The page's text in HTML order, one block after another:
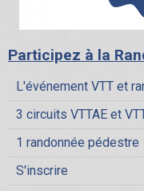
Participez à la
L'événement VTT et
3 circuits VTTAE et
1 randonnée pédestre
S'inscrire